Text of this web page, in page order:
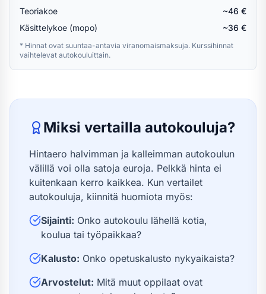
Teoriakoe
~46 €
Käsittelykoe (mopo)
~36 €
* Hinnat ovat suuntaa-antavia viranomaismaksuja. Kurssihinnat
vaihtelevat autokouluittain.
Miksi vertailla autokouluja?
Hintaero halvimman ja kalleimman autokoulun
välillä voi olla satoja euroja. Pelkkä hinta ei
kuitenkaan kerro kaikkea. Kun vertailet
autokouluja, kiinnitä huomiota myös:
Sijainti: Onko autokoulu lähellä kotia,
koulua tai työpaikkaa?
Kalusto: Onko opetuskalusto nykyaikaista?
Arvostelut: Mitä muut oppilaat ovat